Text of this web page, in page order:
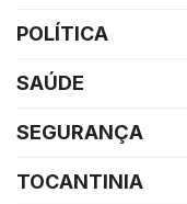
POLÍTICA
SAÚDE
SEGURANÇA
TOCANTINIA